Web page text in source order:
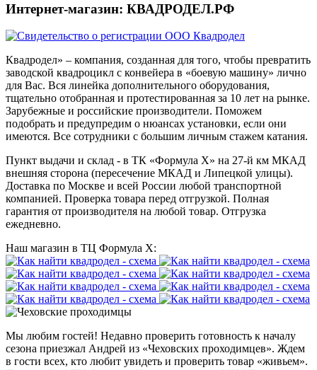
Интернет-магазин: КВАДРОДЕЛ.РФ
Квадродел» – компания, созданная для того, чтобы превратить
заводской квадроцикл с конвейера в «боевую машину» лично
для Вас. Вся линейка дополнительного оборудования,
тщательно отобранная и протестированная за 10 лет на рынке.
Зарубежные и российские производители. Поможем
подобрать и предупредим о нюансах установки, если они
имеются. Все сотрудники с большим личным стажем катания.
Пункт выдачи и склад - в ТК «Формула X» на 27-й км МКАД
внешняя сторона (пересечение МКАД и Липецкой улицы).
Доставка по Москве и всей России любой транспортной
компанией. Проверка товара перед отгрузкой. Полная
гарантия от производителя на любой товар. Отгрузка
ежедневно.
Наш магазин в ТЦ Формула Х:
Мы любим гостей! Недавно проверить готовность к началу
сезона приезжал Андрей из «Чеховских проходимцев». Ждем
в гости всех, кто любит увидеть и проверить товар «живьем».